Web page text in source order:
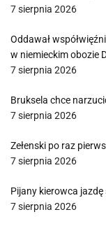
7 sierpnia 2026
Oddawał
w niemieckim obozie
7 sierpnia 2026
Bruksela chce
7 sierpnia 2026
Zełenski po raz
7 sierpnia 2026
Pijany kierowca
7 sierpnia 2026